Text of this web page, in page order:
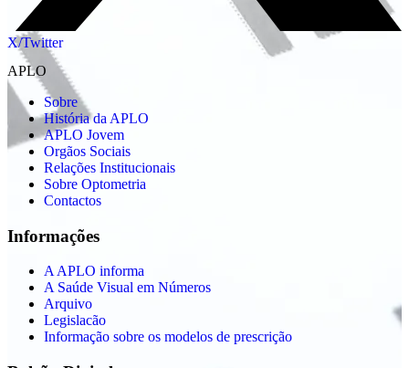
X/Twitter
APLO
Sobre
História da APLO
APLO Jovem
Orgãos Sociais
Relações Institucionais
Sobre Optometria
Contactos
Informações
A APLO informa
A Saúde Visual em Números
Arquivo
Legislacão
Informação sobre os modelos de prescrição